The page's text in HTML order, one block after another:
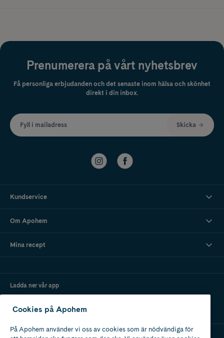
Prenumerera på vårt nyhetsbrev
Få personliga erbjudanden och det senaste inom hälsa och skönhet
direkt i din inbox.
Fyll i mailadress Skicka
Kundservice
Om Apohem
Mina recept
Ladda ner vår app
Cookies på Apohem
På Apohem använder vi oss av cookies som är nödvändiga för